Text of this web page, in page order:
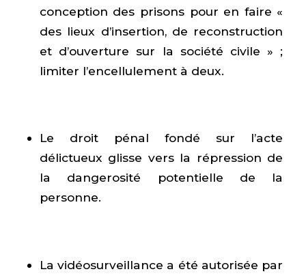
conception des prisons pour en faire «
des lieux d’insertion, de reconstruction
et d’ouverture sur la société civile » ;
limiter l’encellulement à deux.
Le droit pénal fondé sur l’acte
délictueux glisse vers la répression de
la dangerosité potentielle de la
personne.
La vidéosurveillance a été autorisée par